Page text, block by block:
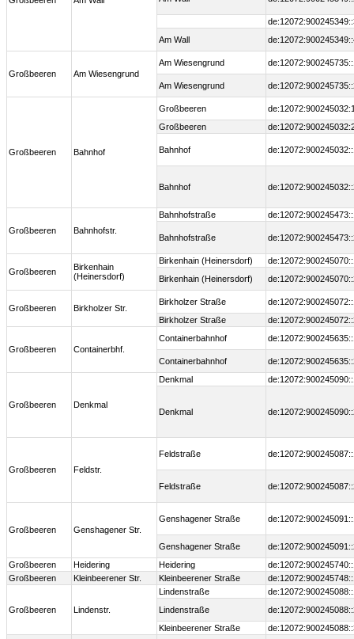
Am Wall
Großbeeren Am Wiesengrund
Am Wiesengrund
Am Wiesengrund
Großbeeren Bahnhof
Großbeeren
Großbeeren
Bahnhof
Bahnhof
Großbeeren Bahnhofstr.
Bahnhofstraße
Bahnhofstraße
Großbeeren
Birkenhain
(Heinersdorf)
Birkenhain (Heinersdorf)
Birkenhain (Heinersdorf)
Großbeeren Birkholzer Str.
Birkholzer Straße
Birkholzer Straße
Großbeeren Containerbhf.
Containerbahnhof
Containerbahnhof
Großbeeren Denkmal
Denkmal
Denkmal
Großbeeren Feldstr.
Feldstraße
Feldstraße
Großbeeren Genshagener Str.
Genshagener Straße
Genshagener Straße
Großbeeren
Heidering Heidering
Großbeeren
Kleinbeerener Str. Kleinbeerener Straße
Großbeeren Lindenstr.
Lindenstraße
Lindenstraße
Kleinbeerener Straße